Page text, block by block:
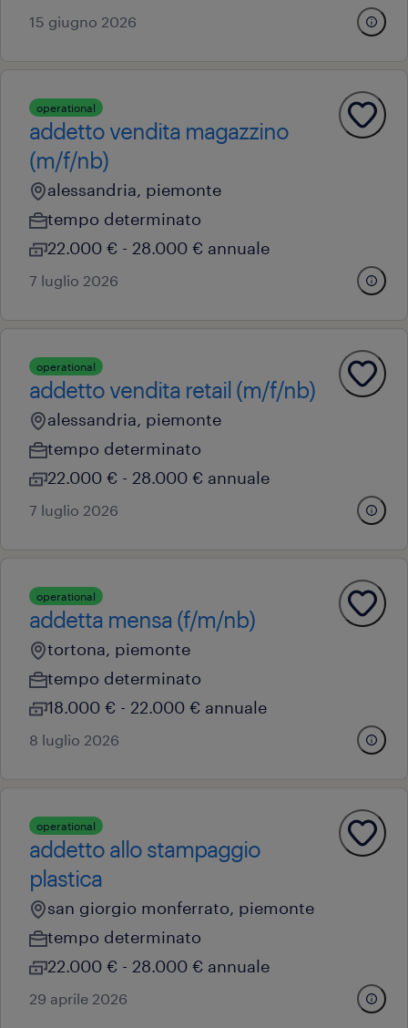
15 giugno 2026
operational
addetto vendita magazzino
(m/f/nb)
alessandria, piemonte
tempo determinato
22.000 € - 28.000 € annuale
7 luglio 2026
operational
addetto vendita retail (m/f/nb)
alessandria, piemonte
tempo determinato
22.000 € - 28.000 € annuale
7 luglio 2026
operational
addetta mensa (f/m/nb)
tortona, piemonte
tempo determinato
18.000 € - 22.000 € annuale
8 luglio 2026
operational
addetto allo stampaggio
plastica
san giorgio monferrato, piemonte
tempo determinato
22.000 € - 28.000 € annuale
29 aprile 2026